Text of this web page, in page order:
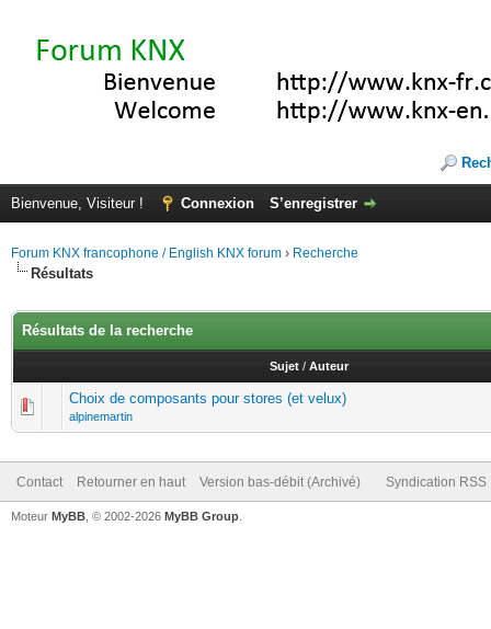
Bienvenue, Visiteur ! Connexion S’enregistrer
Forum KNX francophone / English KNX forum › Recherche
Résultats
Résultats de la recherche
Sujet / Auteur
Choix de composants pour stores (et velux)
alpinemartin
Contact Retourner en haut Version bas-débit (Archivé) Syndication RSS
Moteur MyBB , © 2002-2026 MyBB Group